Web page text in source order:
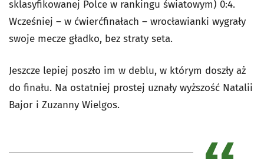
sklasyfikowanej Polce w rankingu światowym) 0:4.
Wcześniej – w ćwierćfinałach – wrocławianki wygrały
swoje mecze gładko, bez straty seta.
Jeszcze lepiej poszło im w deblu, w którym doszły aż
do finału. Na ostatniej prostej uznały wyższość Natalii
Bajor i Zuzanny Wielgos.